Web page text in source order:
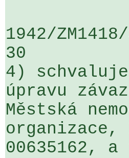
1942/
30
4) schvaluje
úpravu
Městská
organizace,
00635162,